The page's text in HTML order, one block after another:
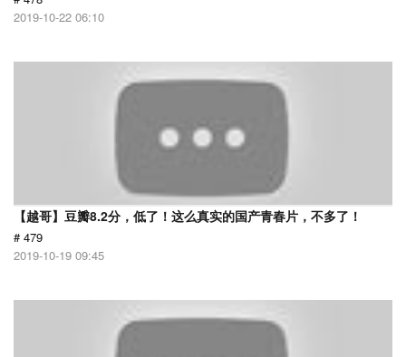
2019-10-22 06:10
【越哥】豆瓣8.2分，低了！这么真实的国产青春片，不多了！
# 479
2019-10-19 09:45